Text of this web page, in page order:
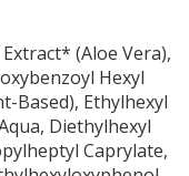
(Aloe Vera),
Hexyl
Based), Ethylhexyl
Diethylhexyl
Caprylate,